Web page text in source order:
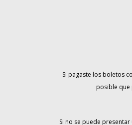
Si pagaste los boletos
posible que
Si no se puede